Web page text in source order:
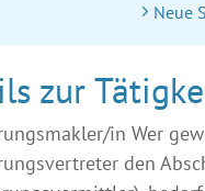
Neue
zur
in Wer
den